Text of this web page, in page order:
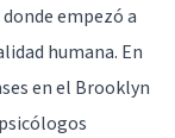
empezó a
humana. En
en el Brooklyn